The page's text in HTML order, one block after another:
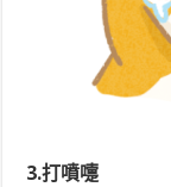
3.打噴嚏